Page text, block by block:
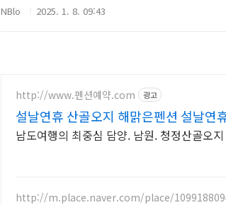
NBlo 2025. 1. 8. 09:43
http://www.펜션예약.com 광고
설날연휴 산골오지 해맑은펜션 설날연
남도여행의 최중심 담양. 남원. 청정산골오
http://m.place.naver.com/place/